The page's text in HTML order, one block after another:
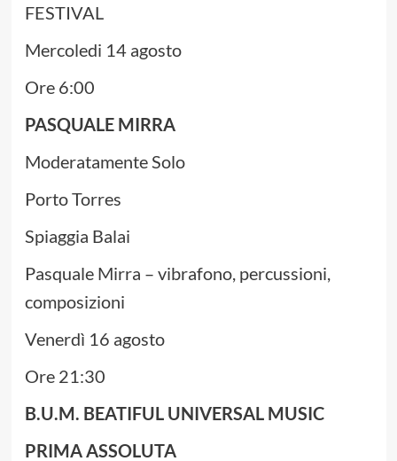
FESTIVAL
Mercoledi 14 agosto
Ore 6:00
PASQUALE MIRRA
Moderatamente Solo
Porto Torres
Spiaggia Balai
Pasquale Mirra – vibrafono, percussioni,
composizioni
Venerdì 16 agosto
Ore 21:30
B.U.M. BEATIFUL UNIVERSAL MUSIC
PRIMA ASSOLUTA